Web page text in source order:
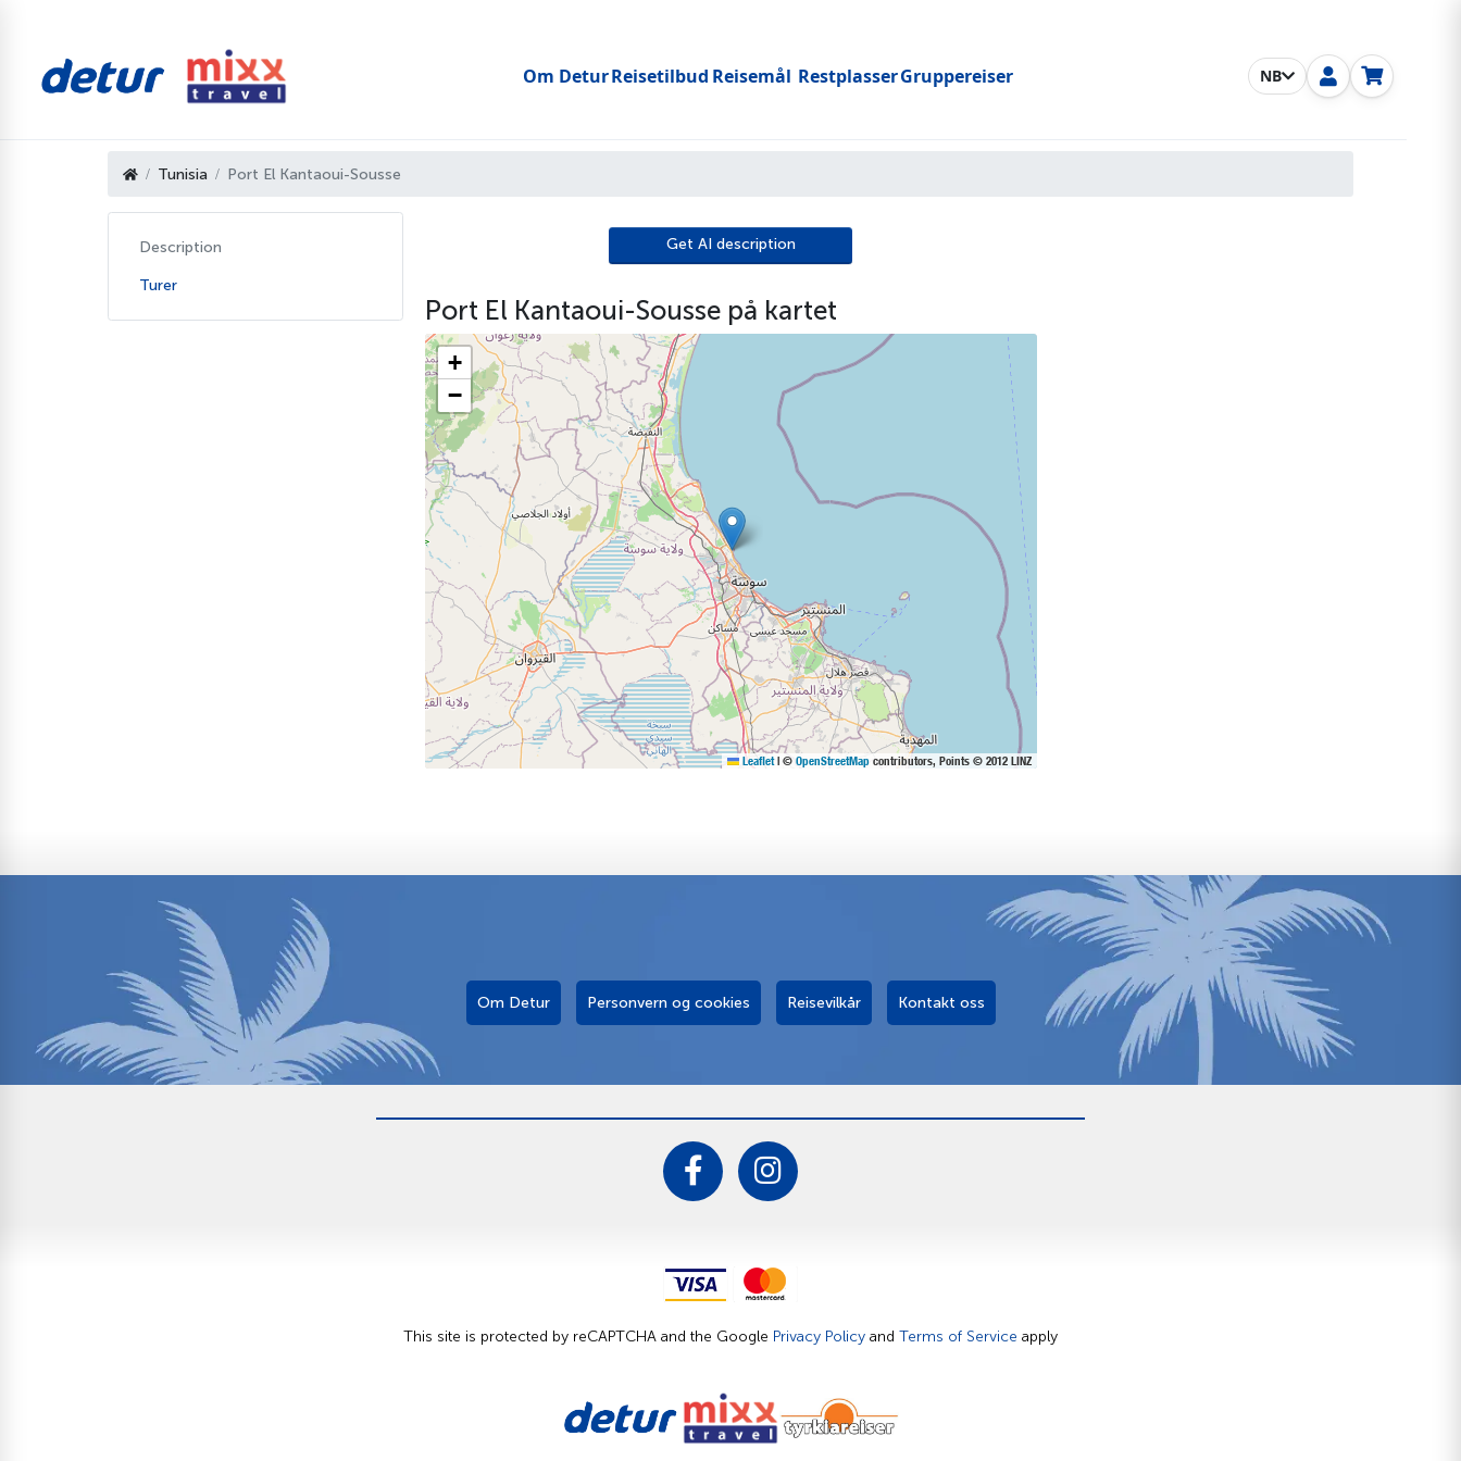
Om DeturReisetilbud Reisemål Toggle submenu
RestplasserGruppereiser NB
Tunisia Port El Kantaoui-Sousse
Description
Turer
Get AI description
Port El Kantaoui-Sousse på kartet
+
−
Leaflet |© OpenStreetMapcontributors, Points © 2012 LINZ
Om Detur Personvern og cookies Reisevilkår Kontakt oss
This site is protected by reCAPTCHA and the Google Privacy Policy and Terms of Service apply